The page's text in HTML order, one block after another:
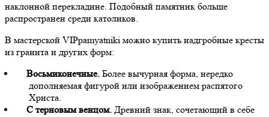
наклонной перекладине. Подобный памятник больше
распространен среди католиков.
В мастерской VIPpamyatniki можно купить надгробные кресты
из гранита и других форм:
Восьмиконечные. Более вычурная форма, нередко
дополняемая фигурой или изображением распятого
Христа.
С терновым венцом. Древний знак, сочетающий в себе